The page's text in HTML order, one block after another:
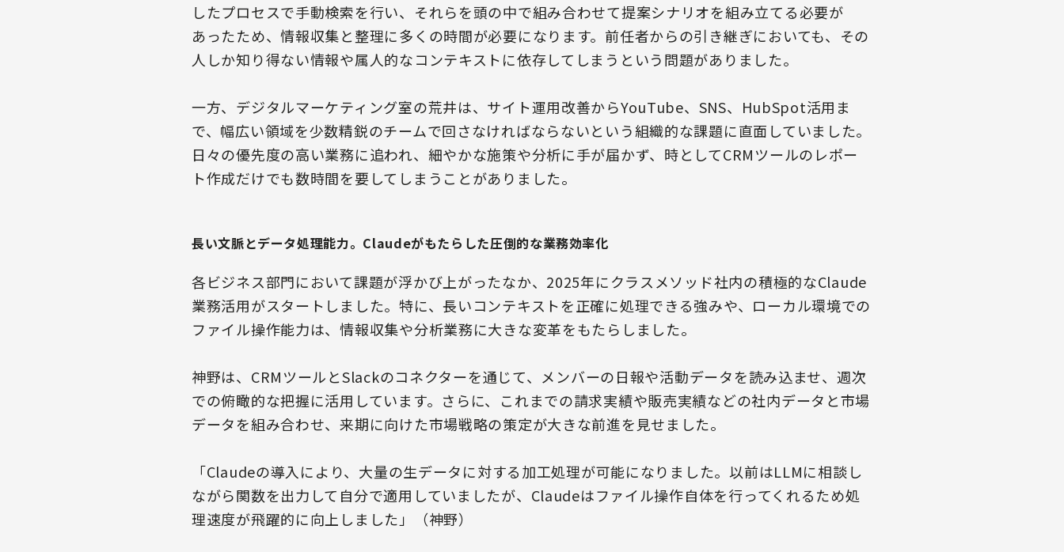
したプロセスで手動検索を行い、それらを頭の中で組み合わせて提案シナリオを組み立てる必要が
あったため、情報収集と整理に多くの時間が必要になります。前任者からの引き継ぎにおいても、その
人しか知り得ない情報や属人的なコンテキストに依存してしまうという問題がありました。
一方、デジタルマーケティング室の荒井は、サイト運用改善からYouTube、SNS、HubSpot活用ま
で、幅広い領域を少数精鋭のチームで回さなければならないという組織的な課題に直面していました。
日々の優先度の高い業務に追われ、細やかな施策や分析に手が届かず、時としてCRMツールのレポー
ト作成だけでも数時間を要してしまうことがありました。
長い文脈とデータ処理能力。Claudeがもたらした圧倒的な業務効率化
各ビジネス部門において課題が浮かび上がったなか、2025年にクラスメソッド社内の積極的なClaude
業務活用がスタートしました。特に、長いコンテキストを正確に処理できる強みや、ローカル環境での
ファイル操作能力は、情報収集や分析業務に大きな変革をもたらしました。
神野は、CRMツールとSlackのコネクターを通じて、メンバーの日報や活動データを読み込ませ、週次
での俯瞰的な把握に活用しています。さらに、これまでの請求実績や販売実績などの社内データと市場
データを組み合わせ、来期に向けた市場戦略の策定が大きな前進を見せました。
「Claudeの導入により、大量の生データに対する加工処理が可能になりました。以前はLLMに相談し
ながら関数を出力して自分で適用していましたが、Claudeはファイル操作自体を行ってくれるため処
理速度が飛躍的に向上しました」（神野）